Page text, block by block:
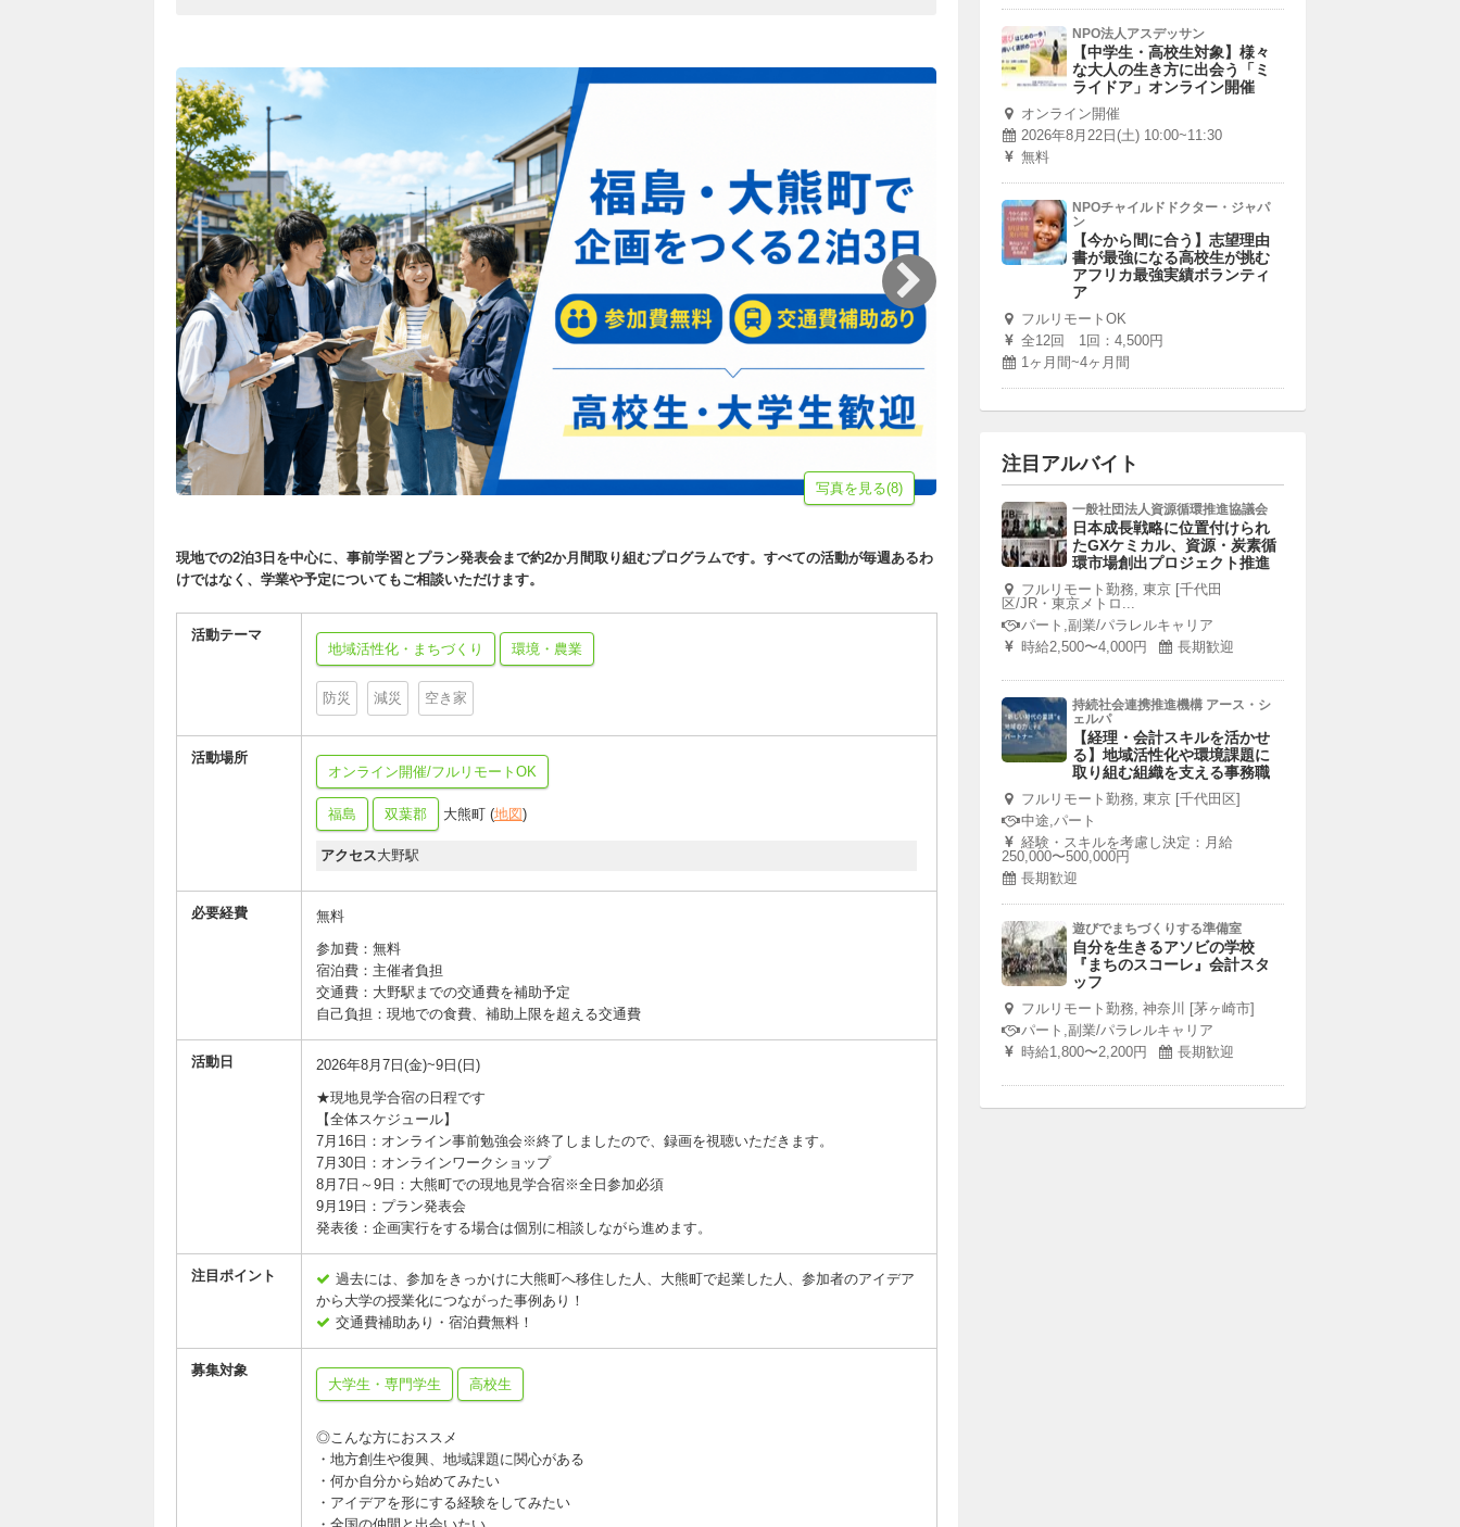
写真を見る(8)
現地での2泊3日を中心に、事前学習とプラン発表会まで約2か月間取り組むプログラムです。すべての活動が毎週あるわ
けではなく、学業や予定についてもご相談いただけます。
活動テーマ
地域活性化・まちづくり
環境・農業
防災 減災 空き家
活動場所
オンライン開催/フルリモートOK
福島 双葉郡 大熊町 (地図)
アクセス大野駅
必要経費
無料
参加費：無料
宿泊費：主催者負担
交通費：大野駅までの交通費を補助予定
自己負担：現地での食費、補助上限を超える交通費
活動日
2026年8月7日(金)~9日(日)
★現地見学合宿の日程です
【全体スケジュール】
7月16日：オンライン事前勉強会※終了しましたので、録画を視聴いただきます。
7月30日：オンラインワークショップ
8月7日～9日：大熊町での現地見学合宿※全日参加必須
9月19日：プラン発表会
発表後：企画実行をする場合は個別に相談しながら進めます。
注目ポイント
過去には、参加をきっかけに大熊町へ移住した人、大熊町で起業した人、参加者のアイデア
から大学の授業化につながった事例あり！
交通費補助あり・宿泊費無料！
募集対象
大学生・専門学生
高校生
◎こんな方におススメ
・地方創生や復興、地域課題に関心がある
・何か自分から始めてみたい
・アイデアを形にする経験をしてみたい
NPO法人アスデッサン
【中学生・高校生対象】様々
な大人の生き方に出会う「ミ
ライドア」オンライン開催
オンライン開催
2026年8月22日(土) 10:00~11:30
無料
NPOチャイルドドクター・ジャパ
ン
【今から間に合う】志望理由
書が最強になる高校生が挑む
アフリカ最強実績ボランティ
ア
フルリモートOK
全12回 1回：4,500円
1ヶ月間~4ヶ月間
注目アルバイト
一般社団法人資源循環推進協議会
日本成長戦略に位置付けられ
たGXケミカル、資源・炭素循
環市場創出プロジェクト推進
フルリモート勤務, 東京 [千代田
区/JR・東京メトロ...
パート,副業/パラレルキャリア
時給2,500〜4,000円
長期歓迎
持続社会連携推進機構 アース・シ
ェルパ
【経理・会計スキルを活かせ
る】地域活性化や環境課題に
取り組む組織を支える事務職
フルリモート勤務, 東京 [千代田区]
中途,パート
経験・スキルを考慮し決定：月給
250,000〜500,000円
長期歓迎
遊びでまちづくりする準備室
自分を生きるアソビの学校
『まちのスコーレ』会計スタ
ッフ
フルリモート勤務, 神奈川 [茅ヶ崎市]
パート,副業/パラレルキャリア
時給1,800〜2,200円
長期歓迎